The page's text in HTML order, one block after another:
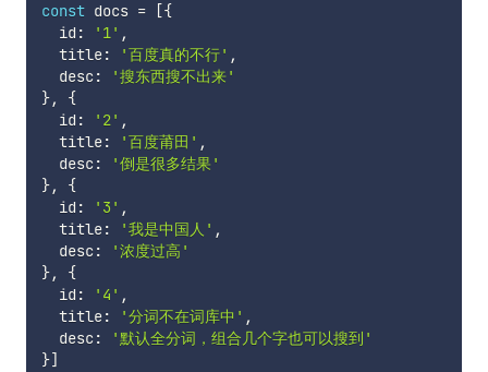
const docs = [{
  id
: '1' ,
  title
: '百度真的不行' ,
  desc
:
'搜东西搜不出来'
},
{
  id
: '2' ,
  title
: '百度莆田' ,
  desc
:
'倒是很多结果'
},
{
  id
: '3' ,
  title
: '我是中国人' ,
  desc
:
'浓度过高'
},
{
  id
: '4' ,
  title
: '分词不在词库中' ,
  desc
:
'默认全分词，组合几个字也可以搜到'
}]